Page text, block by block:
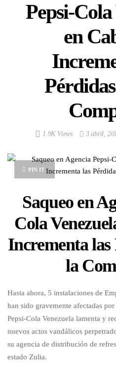
Pepsi-Cola
en
1.9K Views 3 abril,
PIN IT
Saqueo en
Cola
Incrementa
la
Hasta ahora, 5 instalaciones de
han sido gravemente afectadas
Pepsi-Cola Venezuela lamenta y
nuevos actos vandálicos
su agencia de distribución de
estado Zulia.